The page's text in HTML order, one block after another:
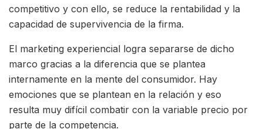
competitivo y con ello, se reduce la rentabilidad y la
capacidad de supervivencia de la firma.
El marketing experiencial logra separarse de dicho
marco gracias a la diferencia que se plantea
internamente en la mente del consumidor. Hay
emociones que se plantean en la relación y eso
resulta muy difícil combatir con la variable precio por
parte de la competencia.